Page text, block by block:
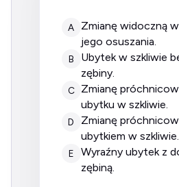
A
zmianę widoczną w szkliwie bez
jego osuszania.
B
ubytek w szkliwie bez widocznej
zębiny.
C
zmianę próchnicową zębiny, bez
ubytku w szkliwie.
D
zmianę próchnicową zębiny z
ubytkiem w szkliwie.
E
wyraźny ubytek z dostrzegalną
zębiną.